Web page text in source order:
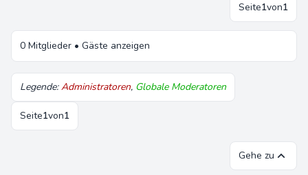
Seite1von1
0 Mitglieder • Gäste anzeigen
Legende:Administratoren, Globale Moderatoren
Seite1von1
Gehe zu